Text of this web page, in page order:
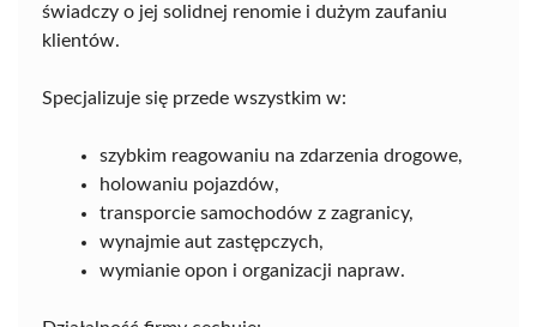
świadczy o jej solidnej renomie i dużym zaufaniu
klientów.
Specjalizuje się przede wszystkim w:
szybkim reagowaniu na zdarzenia drogowe,
holowaniu pojazdów,
transporcie samochodów z zagranicy,
wynajmie aut zastępczych,
wymianie opon i organizacji napraw.